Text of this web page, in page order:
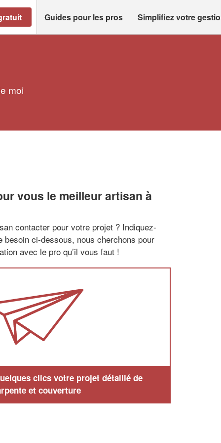
Guides pour les pros Simplifiez votre
moi
vous le meilleur artisan à
contacter pour votre projet ? Indiquez-
besoin ci-dessous, nous cherchons pour
avec le pro qu’il vous faut !
clics votre projet détaillé de
et couverture